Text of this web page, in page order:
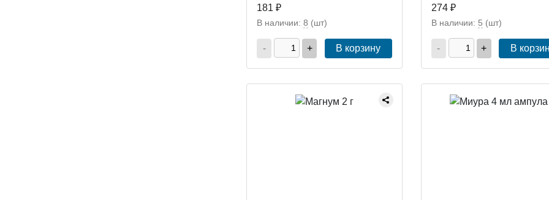
181 ₽
В наличии: 8 (шт)
- + В корзину
274 ₽
В наличии: 5 (шт)
- + В